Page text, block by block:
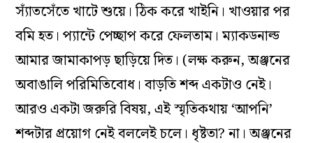
স্যাঁতসেঁতে খাটে শুয়ে। ঠিক করে খাইনি। খাওয়ার পর
বমি হত। প্যান্টে পেচ্ছাপ করে ফেলতাম। ম্যাকডনাল্ড
আমার জামাকাপড় ছাড়িয়ে দিত। (লক্ষ করুন, অঞ্জনের
অবাঙালি পরিমিতিবোধ। বাড়তি শব্দ একটাও নেই।
আরও একটা জরুরি বিষয়, এই স্মৃতিকথায় ‘আপনি’
শব্দটার প্রয়োগ নেই বললেই চলে। ধৃষ্টতা? না। অঞ্জনের